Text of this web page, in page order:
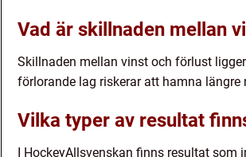
Vad är skillnaden mellan
Skillnaden mellan vinst och förlust
förlorande lag riskerar att hamna
Vilka typer av resultat
I HockeyAllsvenskan finns resultat